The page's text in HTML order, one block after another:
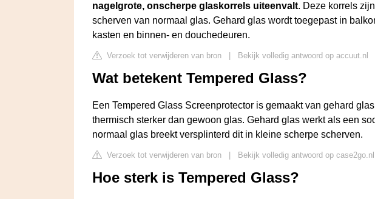
nagelgrote, onscherpe glaskorrels uiteenvalt. Deze korrels
scherven van normaal glas. Gehard glas wordt toegepast in
kasten en binnen- en douchedeuren.
Verzoek tot verwijderen van bron Bekijk volledig antwoord op accuut.nl
Wat betekent Tempered Glass?
Een Tempered Glass Screenprotector is gemaakt van gehard
thermisch sterker dan gewoon glas. Gehard glas werkt als een
normaal glas breekt versplinterd dit in kleine scherpe scherven.
Verzoek tot verwijderen van bron Bekijk volledig antwoord op case2go.nl
Hoe sterk is Tempered Glass?